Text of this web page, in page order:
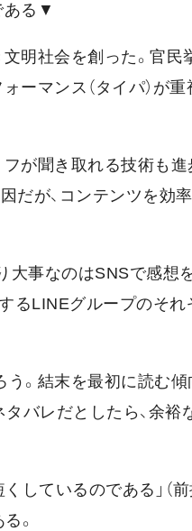
ある▼
明社会を創った。官民
ーマンス（タイパ）が
が聞き取れる技術も進
だが、コンテンツを効
大事なのはSNSで感想
るLINEグループのそ
。結末を最初に読む傾
バレだとしたら、余裕
ているのである」（前
。